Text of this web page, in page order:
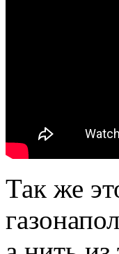
Так же